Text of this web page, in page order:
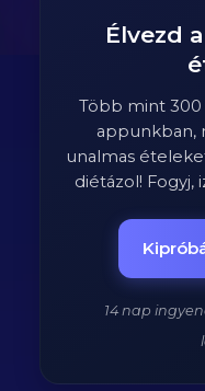
Élvezd
Több mint 300
appunkban,
unalmas
diétázol!
14 nap